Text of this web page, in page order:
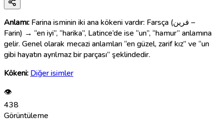
Anlamı: Farina isminin iki ana kökeni vardır: Farsça (فرین –
Farin) → “en iyi”, “harika”, Latince’de ise “un”, “hamur” anlamına
gelir. Genel olarak mecazi anlamları “en güzel, zarif kız” ve “un
gibi hayatın ayrılmaz bir parçası” şeklindedir.
Kökeni: Diğer isimler
👁
438
Görüntüleme